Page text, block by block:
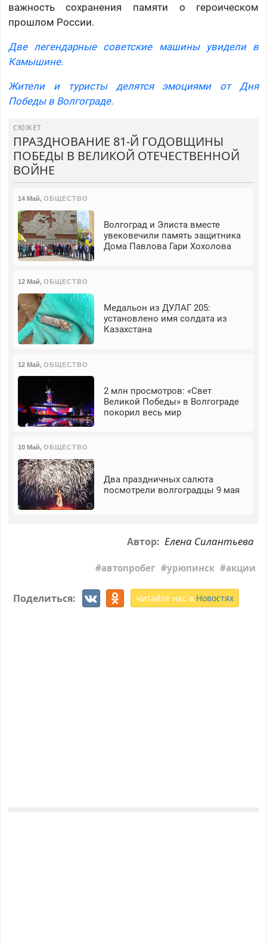
важность сохранения памяти о героическом
прошлом России.
Две легендарные советские машины увидели в
Камышине.
Жители и туристы делятся эмоциями от Дня
Победы в Волгограде.
СЮЖЕТ
ПРАЗДНОВАНИЕ 81-Й ГОДОВЩИНЫ
ПОБЕДЫ В ВЕЛИКОЙ ОТЕЧЕСТВЕННОЙ
ВОЙНЕ
14 Май, ОБЩЕСТВО
Волгоград и Элиста вместе
увековечили память защитника
Дома Павлова Гари Хохолова
12 Май, ОБЩЕСТВО
Медальон из ДУЛАГ 205:
установлено имя солдата из
Казахстана
12 Май, ОБЩЕСТВО
2 млн просмотров: «Свет
Великой Победы» в Волгограде
покорил весь мир
10 Май, ОБЩЕСТВО
Два праздничных салюта
посмотрели волгоградцы 9 мая
Автор: Елена Силантьева
автопробег урюпинск акции
Поделиться: читайте нас в Новостях